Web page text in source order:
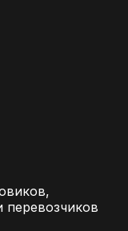
перевозчиков